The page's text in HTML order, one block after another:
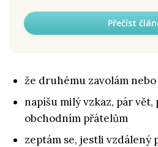
Přečíst
že druhému zavolám nebo
napíšu milý vzkaz, pár vět,
obchodním přátelům
zeptám se, jestli vzdálený